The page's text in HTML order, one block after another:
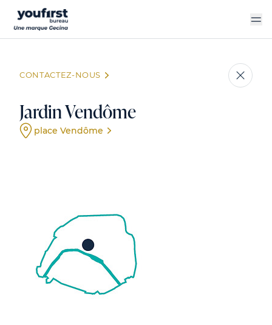
contenu
CONTACTEZ-NOUS
Jardin Vendôme
place Vendôme